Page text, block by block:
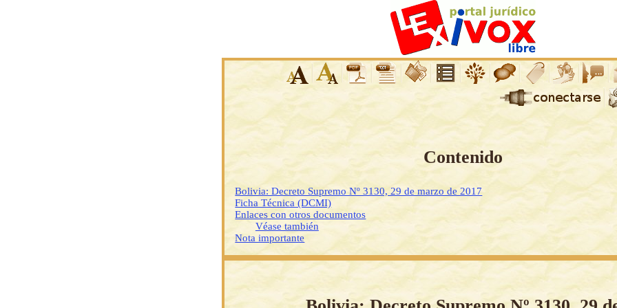
Contenido
Bolivia: Decreto Supremo Nº 3130, 29 de marzo de 2017
Ficha Técnica (DCMI)
Enlaces con otros documentos
Véase también
Nota importante